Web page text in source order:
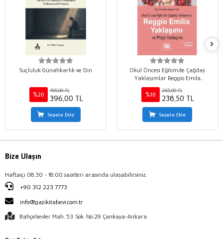
Suçluluk Günahkarlık ve Din
%20
495,00 TL
396,00 TL
Sepete Ekle
Okul Öncesi Eğitimde Çağdaş
Yaklaşımlar Reggio Emila
Yaklaşımı ve Proje Yaklaşımı
%10
265,00 TL
238,50 TL
Sepete Ekle
Bize Ulaşın
Haftaiçi 08:30 - 18:00 saatleri arasında ulaşabilirsiniz.
+90 312 223 7773
info@gazikitabevi.com.tr
Bahçelievler Mah. 53. Sok. No:29 Çankaya-Ankara